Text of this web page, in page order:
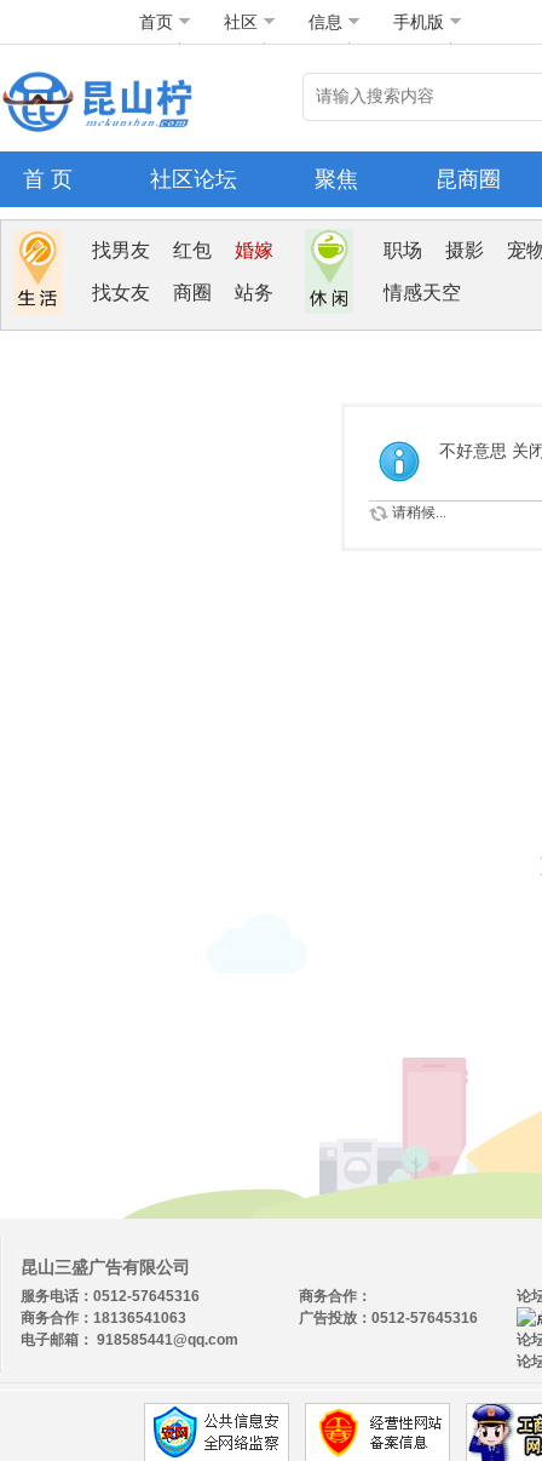
首页 社区 信息 手机版
首 页 社区论坛 聚焦 昆商圈
找男友 红包 婚嫁
找女友 商圈 站务
职场 摄影 宠
情感天空
不好意思 关
请稍候...
昆山三盛广告有限公司
服务电话：0512-57645316
商务合作：18136541063
电子邮箱： 918585441@qq.com
论
论
论
商务合作：
广告投放：0512-57645316